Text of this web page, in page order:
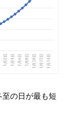
の日が最も短